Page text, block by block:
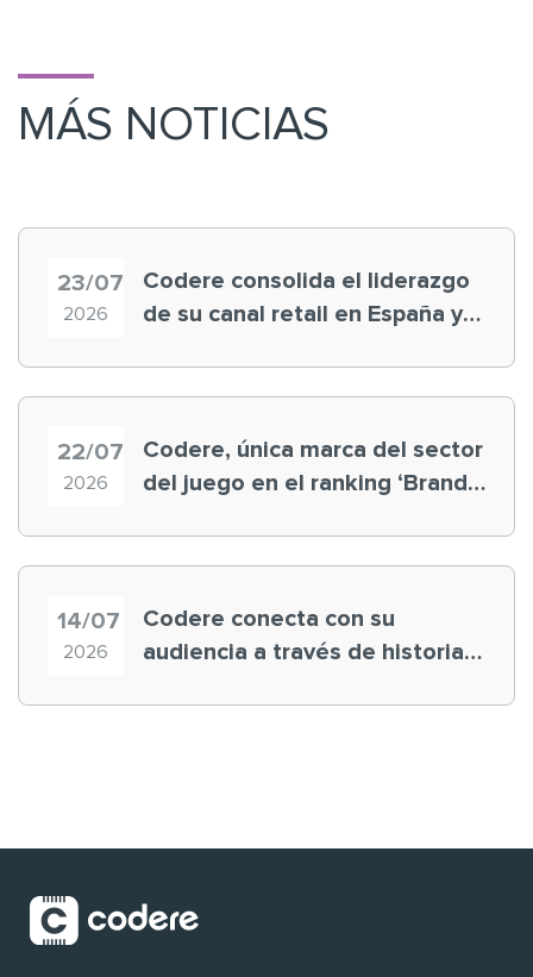
MÁS NOTICIAS
23/07
2026
Codere consolida el liderazgo
de su canal retail en España y
22/07
2026
Codere, única marca del sector
del juego en el ranking ‘Brand
14/07
2026
Codere conecta con su
audiencia a través de historias